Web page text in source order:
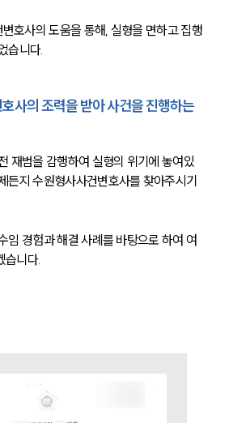
호사의 도움을 통해, 실형을 면하고 집행
습니다.
사의 조력을 받아 사건을 진행하는
재범을 감행하여 실형의 위기에 놓여있
든지 수원형사사건변호사를 찾아주시기
임 경험과 해결 사례를 바탕으로 하여 여
습니다.